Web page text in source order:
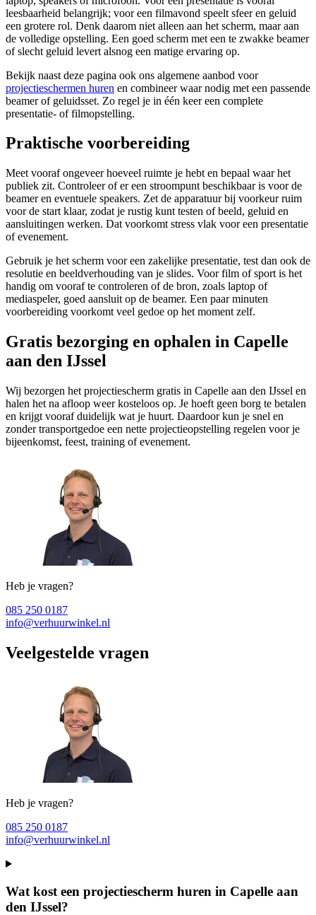
leesbaarheid belangrijk; voor een filmavond speelt sfeer en geluid
een grotere rol. Denk daarom niet alleen aan het scherm, maar aan
de volledige opstelling. Een goed scherm met een te zwakke beamer
of slecht geluid levert alsnog een matige ervaring op.
Bekijk naast deze pagina ook ons algemene aanbod voor
projectieschermen huren en combineer waar nodig met een passende
beamer of geluidsset. Zo regel je in één keer een complete
presentatie- of filmopstelling.
Praktische voorbereiding
Meet vooraf ongeveer hoeveel ruimte je hebt en bepaal waar het
publiek zit. Controleer of er een stroompunt beschikbaar is voor de
beamer en eventuele speakers. Zet de apparatuur bij voorkeur ruim
voor de start klaar, zodat je rustig kunt testen of beeld, geluid en
aansluitingen werken. Dat voorkomt stress vlak voor een presentatie
of evenement.
Gebruik je het scherm voor een zakelijke presentatie, test dan ook de
resolutie en beeldverhouding van je slides. Voor film of sport is het
handig om vooraf te controleren of de bron, zoals laptop of
mediaspeler, goed aansluit op de beamer. Een paar minuten
voorbereiding voorkomt veel gedoe op het moment zelf.
Gratis bezorging en ophalen in Capelle
aan den IJssel
Wij bezorgen het projectiescherm gratis in Capelle aan den IJssel en
halen het na afloop weer kosteloos op. Je hoeft geen borg te betalen
en krijgt vooraf duidelijk wat je huurt. Daardoor kun je snel en
zonder transportgedoe een nette projectieopstelling regelen voor je
bijeenkomst, feest, training of evenement.
Heb je vragen?
085 250 0187
info@verhuurwinkel.nl
Veelgestelde vragen
Heb je vragen?
085 250 0187
info@verhuurwinkel.nl
Wat kost een projectiescherm huren in Capelle aan
den IJssel?